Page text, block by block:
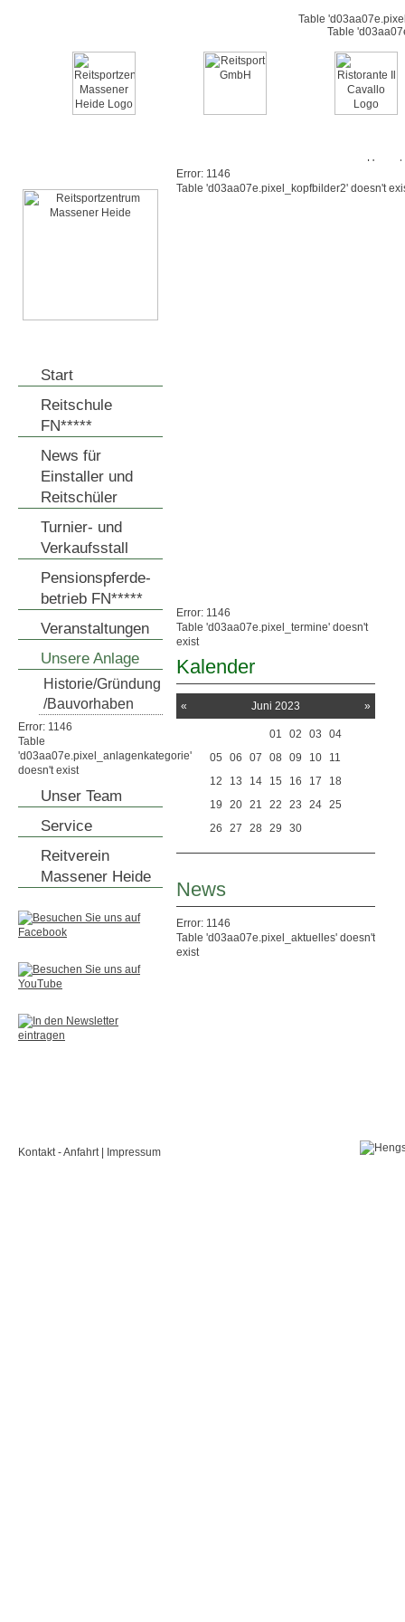
Table
Table
Start
Reitschule
FN*****
News für
Einstaller und
Reitschüler
Turnier- und
Verkaufsstall
Pensionspferde-
betrieb FN*****
Veranstaltungen
Unsere Anlage
Historie/Gründung
/Bauvorhaben
Error: 1146
Table
'd03aa07e.pixel_anlagenkategorie'
doesn't exist
Unser Team
Service
Reitverein
Massener Heide
Error: 1146
Table 'd03aa07e.pixel_kopfbilder2' doesn't
Error: 1146
Table 'd03aa07e.pixel_termine' doesn't
exist
Kalender
« »
Juni 2023
01 02 03
04
05
06 07 08 09 10
11
12
13 14 15 16 17
18
19
20 21 22 23 24
25
26
27 28 29 30
News
Error: 1146
Table 'd03aa07e.pixel_aktuelles' doesn't
exist
Kontakt - Anfahrt| Impressum